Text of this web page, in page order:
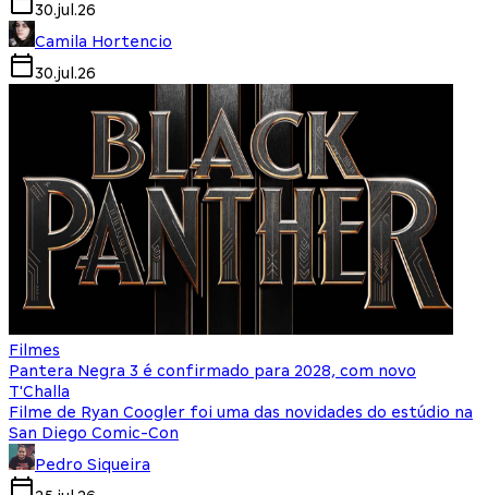
30.jul.26
Camila Hortencio
30.jul.26
Filmes
Pantera Negra 3 é confirmado para 2028, com novo
T'Challa
Filme de Ryan Coogler foi uma das novidades do estúdio na
San Diego Comic-Con
Pedro Siqueira